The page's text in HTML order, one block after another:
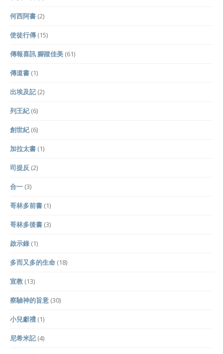
何西阿書 (2)
使徒行傳 (15)
傳報喜訊 腳蹤佳美 (61)
傳道書 (1)
出埃及記(2)
列王紀(6)
創世紀(6)
加拉太書 (1)
司提反 (2)
合一 (3)
哥林多前書 (1)
哥林多後書 (3)
啟示錄 (1)
多而又多的生命 (18)
宣教 (13)
察驗神的旨意 (30)
小兒獻禮 (1)
尼希米記(4)